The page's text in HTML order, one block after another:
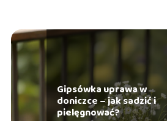
Gipsówka uprawa w
doniczce – jak sadzić i
pielęgnować?